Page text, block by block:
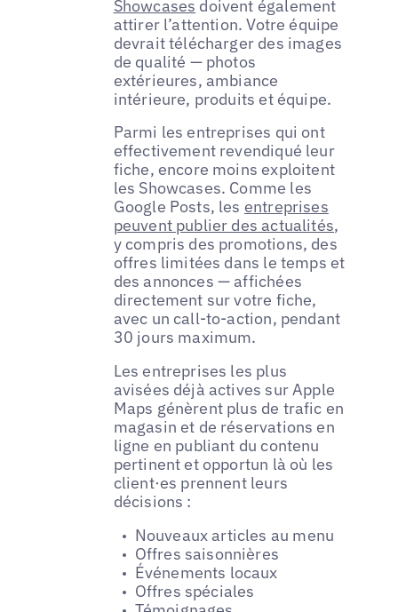
Showcases doivent également
attirer l’attention. Votre équipe
devrait télécharger des images
de qualité — photos
extérieures, ambiance
intérieure, produits et équipe.
Parmi les entreprises qui ont
effectivement revendiqué leur
fiche, encore moins exploitent
les Showcases. Comme les
Google Posts, les entreprises
peuvent publier des actualités,
y compris des promotions, des
offres limitées dans le temps et
des annonces — affichées
directement sur votre fiche,
avec un call-to-action, pendant
30 jours maximum.
Les entreprises les plus
avisées déjà actives sur Apple
Maps génèrent plus de trafic en
magasin et de réservations en
ligne en publiant du contenu
pertinent et opportun là où les
client·es prennent leurs
décisions :
Nouveaux articles au menu
Offres saisonnières
Événements locaux
Offres spéciales